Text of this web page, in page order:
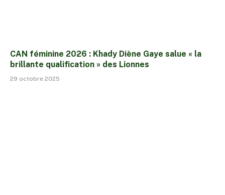
CAN féminine 2026 : Khady Diène Gaye salue « la
brillante qualification » des Lionnes
29 octobre 2025